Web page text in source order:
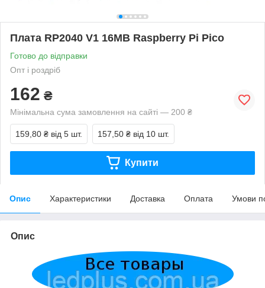
Плата RP2040 V1 16MB Raspberry Pi Pico
Готово до відправки
Опт і роздріб
162 ₴
Мінімальна сума замовлення на сайті — 200 ₴
159,80 ₴ від 5 шт. 157,50 ₴ від 10 шт.
Купити
Опис Характеристики Доставка Оплата Умови
Опис